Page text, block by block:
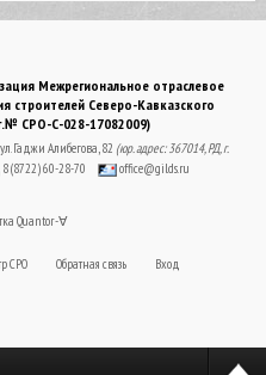
Межрегиональное отраслевое
строителей Северо-Кавказского
СРО-С-028-17082009)
Гаджи Алибегова, 82 (юр. адрес: 367014, РД, г.
8 (8722) 60-28-70 office@gilds.ru
Quantor-∀
СРО Обратная связь
Вход